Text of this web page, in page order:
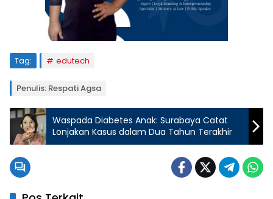
Tag: edutech
Penulis: Respati Agsa
Waspada Diabetes Anak: Surabaya Catat
Lonjakan Kasus dalam Dua Tahun Terakhir